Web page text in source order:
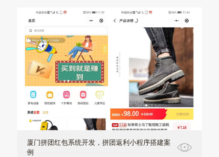
厦门拼团红包系统开发，拼团返利小程序搭建案
例